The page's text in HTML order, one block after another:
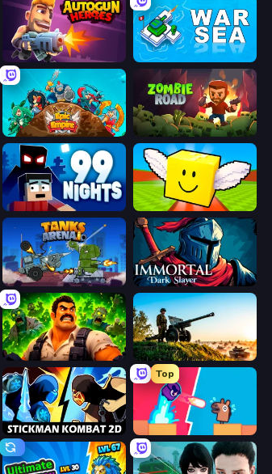
Autogun Heroes War Sea
Epic Empire: Tower Defense Zombie Road
99 Nights (Bloxd.io) Lucky Brainrot Blocks Online
Tanks Arena io: Craft & Combat Immortal: Dark Slayer
Zombie Lab Escape Artillery Vs Tanks
Stickman Kombat 2D
Top
Boom Slingers ReBoom